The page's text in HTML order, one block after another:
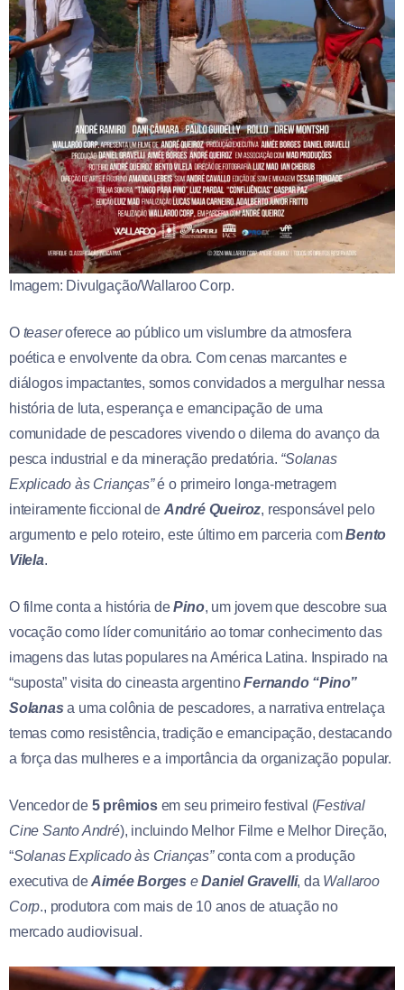
Imagem: Divulgação/Wallaroo Corp.
O teaseroferece ao público um vislumbre da atmosfera
poética e envolvente da obra. Com cenas marcantes e
diálogos impactantes, somos convidados a mergulhar nessa
história de luta, esperança e emancipação de uma
comunidade de pescadores vivendo o dilema do avanço da
pesca industrial e da mineração predatória. “Solanas
Explicado às Crianças”é o primeiro longa-metragem
inteiramente ficcional de André Queiroz, responsável pelo
argumento e pelo roteiro, este último em parceria comBento
Vilela.
O filme conta a história dePino, um jovem que descobre sua
vocação como líder comunitário ao tomar conhecimento das
imagens das lutas populares na América Latina. Inspirado na
“suposta” visita do cineasta argentinoFernando “Pino”
Solanas a uma colônia de pescadores, a narrativa entrelaça
temas como resistência, tradição e emancipação, destacando
a força das mulheres e a importância da organização popular.
Vencedor de 5 prêmiosem seu primeiro festival (Festival
Cine Santo André), incluindo Melhor Filme e Melhor Direção,
“Solanas Explicado às Crianças”conta com a produção
executiva deAimée Borges e Daniel Gravelli, da Wallaroo
Corp., produtora com mais de 10 anos de atuação no
mercado audiovisual.